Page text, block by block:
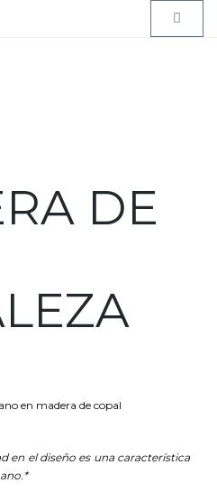
DE
en madera de copal
en el diseño es una característica